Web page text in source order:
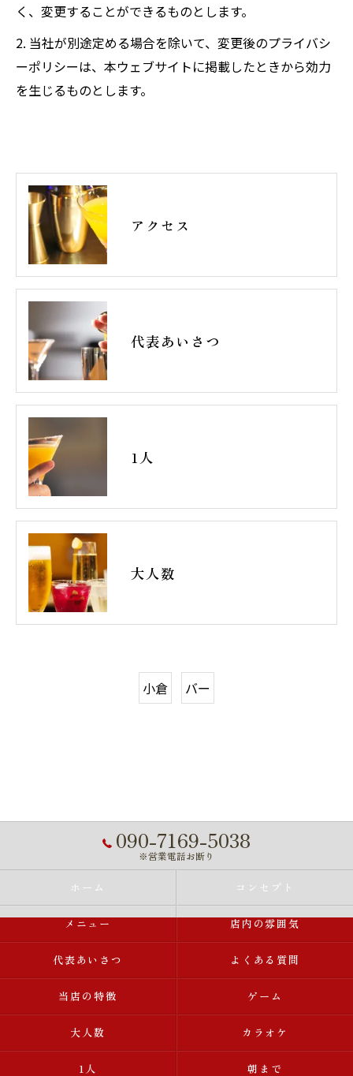
く、変更することができるものとします。
2. 当社が別途定める場合を除いて、変更後のプライバシ
ーポリシーは、本ウェブサイトに掲載したときから効力
を生じるものとします。
アクセス
代表あいさつ
1人
大人数
小倉 バー
090-7169-5038
※営業電話お断り
ホーム コンセプト
メニュー 店内の雰囲気
代表あいさつ よくある質問
当店の特徴 ゲーム
大人数 カラオケ
1人 朝まで